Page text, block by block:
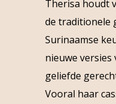
Therisa houdt
de traditionele
Surinaamse
nieuwe versies
geliefde
Vooral haar